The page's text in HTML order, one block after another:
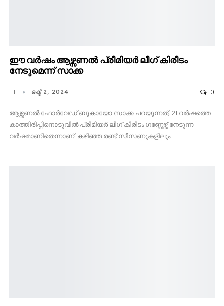
ഈ വർഷം ആഴ്സണൽ പ്രീമിയർ ലീഗ് കിരീടം
നേടുമെന്ന് സാക്ക
FT ഒക്ട് 2, 2024 0
ആഴ്സണൽ ഫോർവേഡ് ബുകായോ സാക്ക പറയുന്നത്, 21 വർഷത്തെ
കാത്തിരിപ്പിനൊടുവിൽ പ്രീമിയർ ലീഗ് കിരീടം ഗണ്ണേഴ്സ് നേടുന്ന
വർഷമാണിതെന്നാണ്. കഴിഞ്ഞ രണ്ട് സീസണുകളിലും…